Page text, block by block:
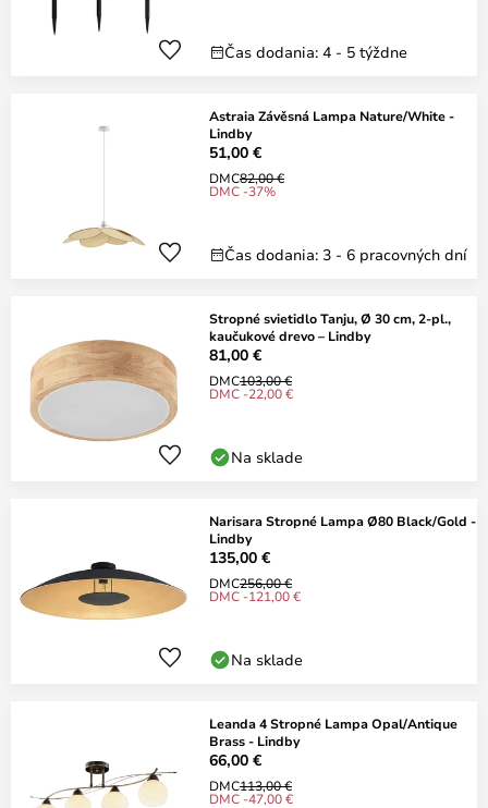
Čas dodania: 4 - 5 týždne
Astraia Závěsná Lampa Nature/White -
Lindby
51,00 €
DMC82,00 €
DMC -37%
Čas dodania: 3 - 6 pracovných dní
Stropné svietidlo Tanju, Ø 30 cm, 2-pl.,
kaučukové drevo – Lindby
81,00 €
DMC103,00 €
DMC -22,00 €
Na sklade
Narisara Stropné Lampa Ø80 Black/Gold -
Lindby
135,00 €
DMC256,00 €
DMC -121,00 €
Na sklade
Leanda 4 Stropné Lampa Opal/Antique
Brass - Lindby
66,00 €
DMC113,00 €
DMC -47,00 €